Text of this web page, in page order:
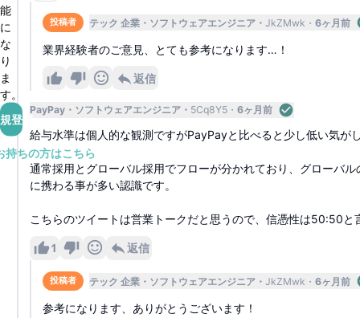
能
に
な
り
ま
す。
登録
持ちの方はこちら
投稿者 テック 企業 ソフトウェアエンジニア JkZMwk 6ヶ月前
業界経験者のご意見、とても参考になります…！
返信
PayPay ソフトウェアエンジニア 5Cq8Y5 6ヶ月前
給与水準は個人的な観測ですがPayPayと比べると少し低い気が
通常採用とグローバル採用でフローが分かれており、グローバ
に携わる事が多い認識です。
こちらのツイートは営業トークだと思うので、信憑性は50:50と
1 返信
投稿者 テック 企業 ソフトウェアエンジニア JkZMwk 6ヶ月前
参考になります、ありがとうございます！